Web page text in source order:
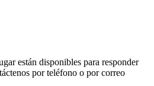
están disponibles para responder
por teléfono o por correo